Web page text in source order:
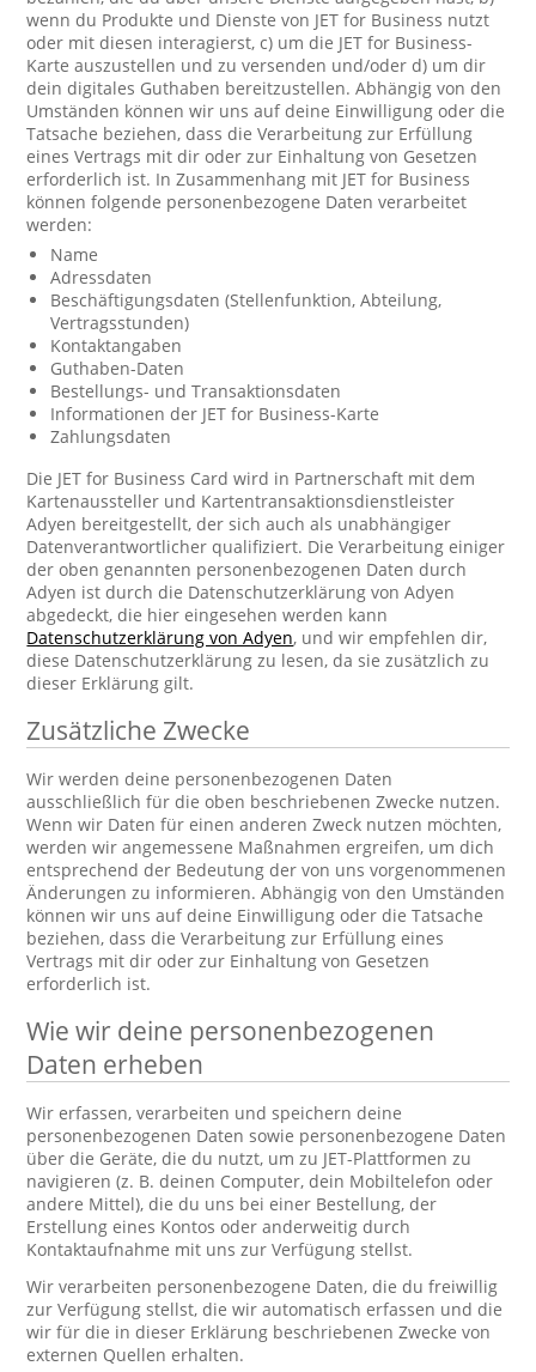
wenn du Produkte und Dienste von JET for Business nutzt
oder mit diesen interagierst, c) um die JET for Business-
Karte auszustellen und zu versenden und/oder d) um dir
dein digitales Guthaben bereitzustellen. Abhängig von den
Umständen können wir uns auf deine Einwilligung oder die
Tatsache beziehen, dass die Verarbeitung zur Erfüllung
eines Vertrags mit dir oder zur Einhaltung von Gesetzen
erforderlich ist. In Zusammenhang mit JET for Business
können folgende personenbezogene Daten verarbeitet
werden:
Name
Adressdaten
Beschäftigungsdaten (Stellenfunktion, Abteilung,
Vertragsstunden)
Kontaktangaben
Guthaben-Daten
Bestellungs- und Transaktionsdaten
Informationen der JET for Business-Karte
Zahlungsdaten
Die JET for Business Card wird in Partnerschaft mit dem
Kartenaussteller und Kartentransaktionsdienstleister
Adyen bereitgestellt, der sich auch als unabhängiger
Datenverantwortlicher qualifiziert. Die Verarbeitung einiger
der oben genannten personenbezogenen Daten durch
Adyen ist durch die Datenschutzerklärung von Adyen
abgedeckt, die hier eingesehen werden kann
Datenschutzerklärung von Adyen, und wir empfehlen dir,
diese Datenschutzerklärung zu lesen, da sie zusätzlich zu
dieser Erklärung gilt.
Zusätzliche Zwecke
Wir werden deine personenbezogenen Daten
ausschließlich für die oben beschriebenen Zwecke nutzen.
Wenn wir Daten für einen anderen Zweck nutzen möchten,
werden wir angemessene Maßnahmen ergreifen, um dich
entsprechend der Bedeutung der von uns vorgenommenen
Änderungen zu informieren. Abhängig von den Umständen
können wir uns auf deine Einwilligung oder die Tatsache
beziehen, dass die Verarbeitung zur Erfüllung eines
Vertrags mit dir oder zur Einhaltung von Gesetzen
erforderlich ist.
Wie wir deine personenbezogenen
Daten erheben
Wir erfassen, verarbeiten und speichern deine
personenbezogenen Daten sowie personenbezogene Daten
über die Geräte, die du nutzt, um zu JET-Plattformen zu
navigieren (z. B. deinen Computer, dein Mobiltelefon oder
andere Mittel), die du uns bei einer Bestellung, der
Erstellung eines Kontos oder anderweitig durch
Kontaktaufnahme mit uns zur Verfügung stellst.
Wir verarbeiten personenbezogene Daten, die du freiwillig
zur Verfügung stellst, die wir automatisch erfassen und die
wir für die in dieser Erklärung beschriebenen Zwecke von
externen Quellen erhalten.